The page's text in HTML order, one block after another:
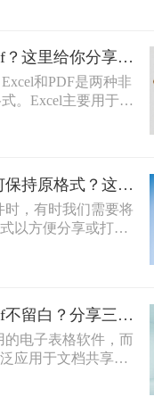
换为PDF格式，以
原貌，确保在不同
一致的效果。那么
pdf格式呢？本文将
表格转换为PDF格式
您轻松实现这一需
excel怎么转pdf？这里给你分享这二种操作方法！
和PDF是两种非
。Excel主要用于数
PDF则因其不可编
，常用于文档分享
，以便在不需要修
享或打印文档。本
么转pdf，并介绍两
excel转pdf如何保持原格式？这三种方法原格式不丢失！
时，有时我们需要将
以方便分享或打
是转换过程中一个
excel转pdf如何保持
excel怎么转pdf不留白？分享三个简单而有效的方法！
的电子表格软件，而
应用于文档共享和
，很多人都在寻找
PDF文件的方法。